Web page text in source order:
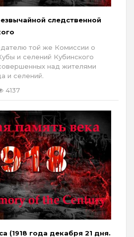
следственной
той же Комиссии о
и селений Кубинского
над жителями
и селений.
4137
(1918 года декабря 21 дня.